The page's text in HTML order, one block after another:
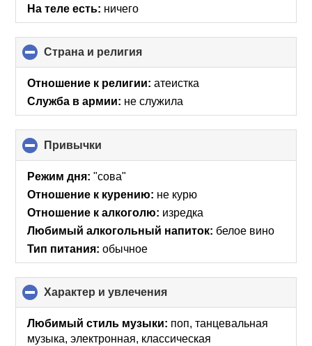
На теле есть: ничего
Страна и религия
to
collapse
Отношение к религии: атеистка
Служба в армии: не служила
Привычки
to
collapse
Режим дня: "сова"
Отношение к курению: не курю
Отношение к алкоголю: изредка
Любимый алкогольный напиток: белое вино
Тип питания: обычное
Характер и увлечения
to
collapse
contents
Любимый стиль музыки: поп, танцевальная
музыка, электронная, классическая